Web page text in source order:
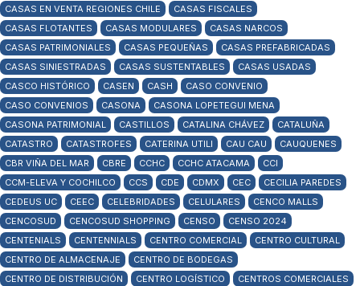
CASAS EN VENTA REGIONES CHILE
CASAS FISCALES
CASAS FLOTANTES
CASAS MODULARES
CASAS NARCOS
CASAS PATRIMONIALES
CASAS PEQUEÑAS
CASAS PREFABRICADAS
CASAS SINIESTRADAS
CASAS SUSTENTABLES
CASAS USADAS
CASCO HISTÓRICO
CASEN CASH
CASO CONVENIO
CASO CONVENIOS
CASONA
CASONA LOPETEGUI MENA
CASONA PATRIMONIAL
CASTILLOS CATALINA CHÁVEZ
CATALUÑA
CATASTRO
CATASTROFES CATERINA UTILI CAU CAU
CAUQUENES
CBR VIÑA DEL MAR
CBRE CCHC CCHC ATACAMA
CCI
CCM-ELEVA Y COCHILCO
CCS CDE CDMX CEC
CECILIA PAREDES
CEDEUS UC
CEEC CELEBRIDADES CELULARES
CENCO MALLS
CENCOSUD
CENCOSUD SHOPPING CENSO
CENSO 2024
CENTENIALS
CENTENNIALS CENTRO COMERCIAL
CENTRO CULTURAL
CENTRO DE ALMACENAJE
CENTRO DE BODEGAS
CENTRO DE DISTRIBUCIÓN
CENTRO LOGÍSTICO
CENTROS COMERCIALES